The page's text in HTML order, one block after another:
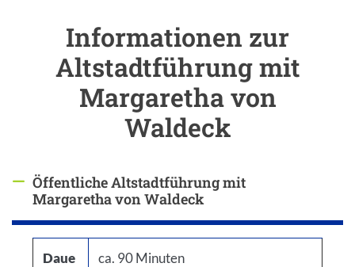
Einleitung
Informationen zur
Altstadtführung mit
Margaretha von
Waldeck
Antwort ausblenden
Öffentliche Altstadtführung mit
Margaretha von Waldeck
Daue
ca. 90 Minuten